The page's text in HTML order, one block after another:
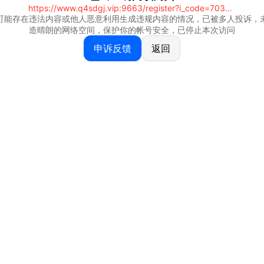
https://www.q4sdgj.vip:9663/register?i_code=70328081
能存在违法内容或他人恶意利用生成违规内容的情况，已被多人投诉，
造晴朗的网络空间，保护你的帐号安全，已停止本次访问
申诉反馈 返回